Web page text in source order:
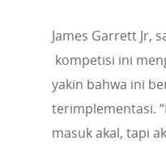
James Garrett Jr,
kompetisi ini
yakin bahwa ini
terimplementasi.
masuk akal, tapi